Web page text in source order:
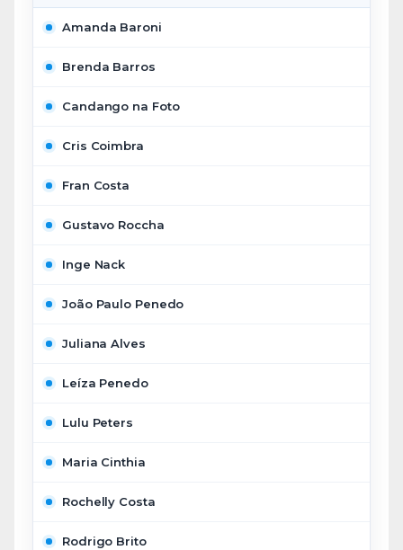
Amanda Baroni
Brenda Barros
Candango na Foto
Cris Coimbra
Fran Costa
Gustavo Roccha
Inge Nack
João Paulo Penedo
Juliana Alves
Leíza Penedo
Lulu Peters
Maria Cinthia
Rochelly Costa
Rodrigo Brito